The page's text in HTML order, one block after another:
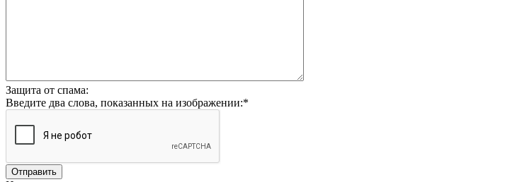
Защита от спама:
Введите два слова, показанных на изображении:*
Отправить